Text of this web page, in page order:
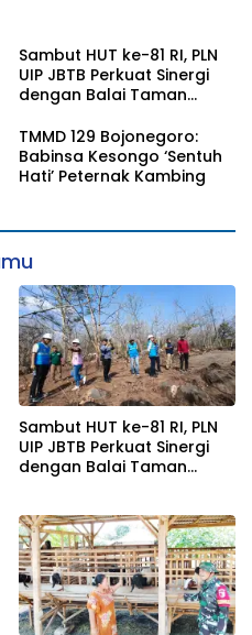
Sambut HUT ke-81 RI, PLN
UIP JBTB Perkuat Sinergi
dengan Balai Taman
Kajian Rencana Proyek
SUTET 500 kV Paiton–
Watudodol/Kalipuro
TMMD 129 Bojonegoro:
Babinsa Kesongo ‘Sentuh
Hati’ Peternak Kambing
Sambut HUT ke-81 RI, PLN
UIP JBTB Perkuat Sinergi
dengan Balai Taman
SUTET 500 kV Paiton–
Watudodol/Kalipuro